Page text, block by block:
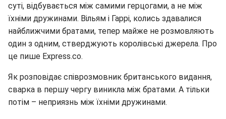
суті, відбувається між самими герцогами, а не між
їхніми дружинами. Вільям і Гаррі, колись здавалися
найближчими братами, тепер майже не розмовляють
один з одним, стверджують королівські джерела. Про
це пише Express.со.
Як розповідає співрозмовник британського видання,
сварка в першу чергу виникла між братами. А тільки
потім – неприязнь між їхніми дружинами.